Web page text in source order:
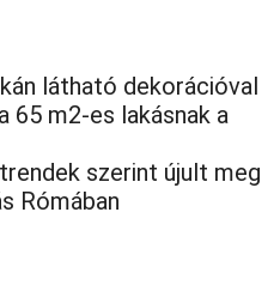
látható dekorációval
65 m2-es lakásnak a
szerint újult meg
Rómában